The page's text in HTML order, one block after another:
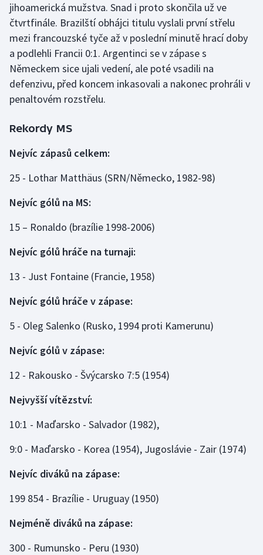
Motorsport
Olympijské hry
Parasport
Plavání
Plážový volejbal
Ragby
Short track
Sportovní střelba
Stolní tenis
Triatlon
Veslování
jihoamerická mužstva. Snad i proto skončila už ve
čtvrtfinále. Brazilští obhájci titulu vyslali první střelu
mezi francouzské tyče až v poslední minutě hrací doby
a podlehli Francii 0:1. Argentinci se v zápase s
Německem sice ujali vedení, ale poté vsadili na
defenzivu, před koncem inkasovali a nakonec prohráli v
penaltovém rozstřelu.
Rekordy MS
Nejvíc zápasů celkem:
25 - Lothar Matthäus (SRN/Německo, 1982-98)
Nejvíc gólů na MS:
15 – Ronaldo (brazílie 1998-2006)
Nejvíc gólů hráče na turnaji:
13 - Just Fontaine (Francie, 1958)
Nejvíc gólů hráče v zápase:
5 - Oleg Salenko (Rusko, 1994 proti Kamerunu)
Nejvíc gólů v zápase:
12 - Rakousko - Švýcarsko 7:5 (1954)
Nejvyšší vítězství:
10:1 - Maďarsko - Salvador (1982),
9:0 - Maďarsko - Korea (1954), Jugoslávie - Zair (1974)
Nejvíc diváků na zápase:
199 854 - Brazílie - Uruguay (1950)
Nejméně diváků na zápase:
300 - Rumunsko - Peru (1930)